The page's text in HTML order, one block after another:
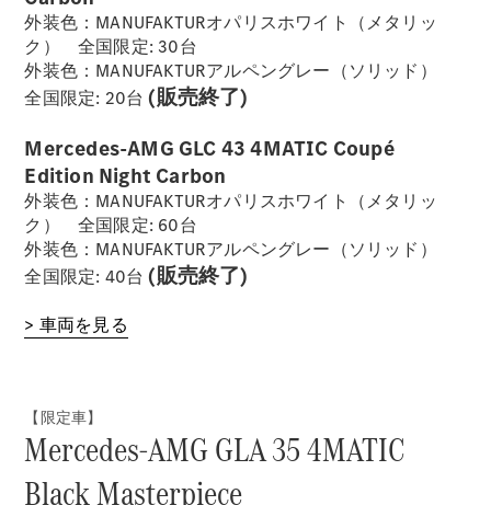
外装色：MANUFAKTURオパリスホワイト（メタリッ
ク） 全国限定: 30台
外装色：MANUFAKTURアルペングレー（ソリッド）
全国限定: 20台(販売終了)
Mercedes-AMG GLC 43 4MATIC Coupé
Edition Night Carbon
外装色：MANUFAKTURオパリスホワイト（メタリッ
ク） 全国限定: 60台
外装色：MANUFAKTURアルペングレー（ソリッド）
全国限定: 40台(販売終了)
> 車両を見る
【限定車】
Mercedes-AMG GLA 35 4MATIC
Black Masterpiece